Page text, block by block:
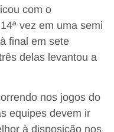
com o
vez em uma semi
final em sete
delas levantou a
nos jogos do
equipes devem ir
à disposição nos